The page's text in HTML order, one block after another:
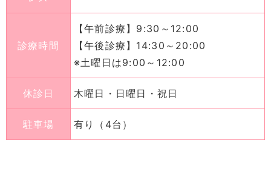
診療時間
【午前診療】9:30～12:00
【午後診療】14:30～20:00
※土曜日は9:00～12:00
休診日 木曜日・日曜日・祝日
駐車場 有り（4台）